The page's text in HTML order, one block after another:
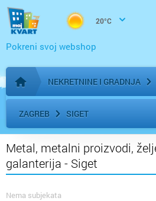
20°C
Pokreni svoj webshop
Početna stranica
NEKRETNINE I GRADNJA
ZAGREB SIGET
Metal, metalni proizvodi,
galanterija - Siget
Nema subjekata